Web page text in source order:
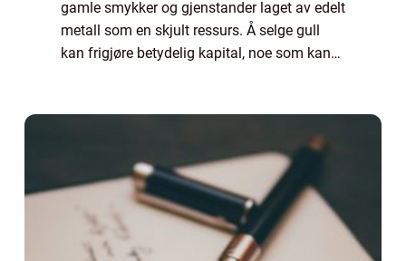
gamle smykker og gjenstander laget av edelt
metall som en skjult ressurs. Å selge gull
kan frigjøre betydelig kapital, noe som kan